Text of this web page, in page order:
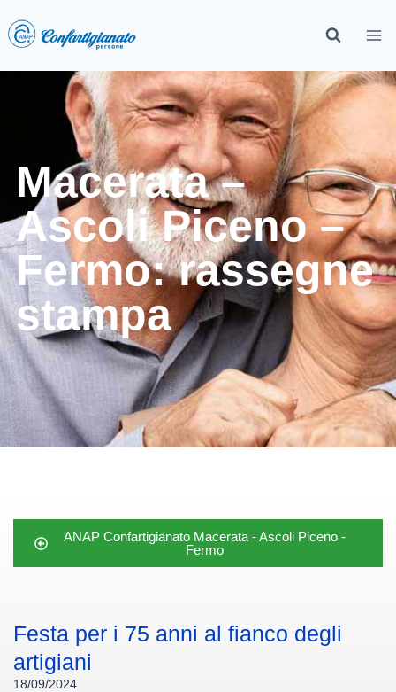
Macerata –
Ascoli Piceno –
Fermo: rassegne
stampa
ANAP Confartigianato Macerata - Ascoli Piceno -
Fermo
Festa per i 75 anni al fianco degli
artigiani
18/09/2024